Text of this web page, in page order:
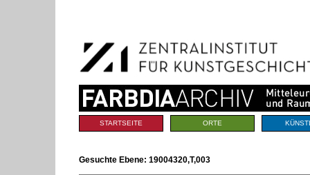
Navigation
Sektionen
STARTSEITE ORTE
Gesuchte Ebene: 19004320,T,003